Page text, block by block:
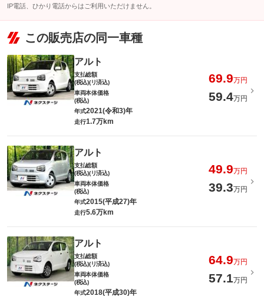
IP電話、ひかり電話からはご利用いただけません。
この販売店の同一車種
アルト
支払総額
(税込)(リ済込)
69.9万円
車両本体価格
(税込)
59.4万円
年式2021(令和3)年
走行1.7万km
アルト
支払総額
(税込)(リ済込)
49.9万円
車両本体価格
(税込)
39.3万円
年式2015(平成27)年
走行5.6万km
アルト
支払総額
(税込)(リ済込)
64.9万円
車両本体価格
(税込)
57.1万円
年式2018(平成30)年